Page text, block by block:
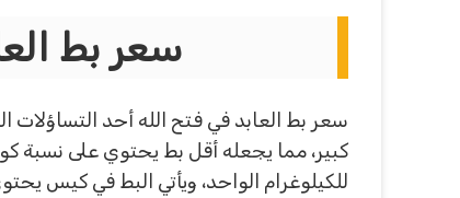
سعر بط
سعر بط العابد في فتح الله أحد
كبير، مما يجعله أقل بط يحتوي على نسبة
للكيلوغرام الواحد، ويأتي البط في كيس